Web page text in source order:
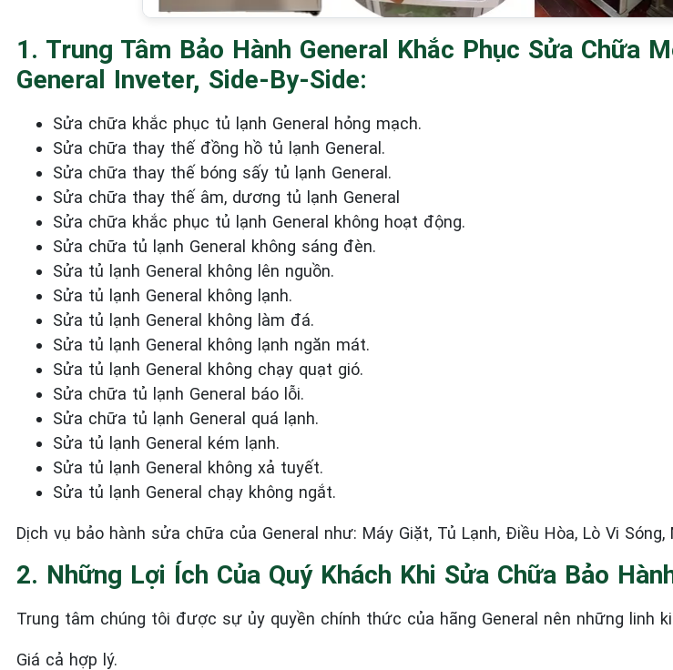
1. Trung Tâm Bảo Hành General Khắc Phục Sửa Chữa
General Inveter, Side-By-Side:
Sửa chữa khắc phục tủ lạnh General hỏng mạch.
Sửa chữa thay thế đồng hồ tủ lạnh General.
Sửa chữa thay thế bóng sấy tủ lạnh General.
Sửa chữa thay thế âm, dương tủ lạnh General
Sửa chữa khắc phục tủ lạnh General không hoạt động.
Sửa chữa tủ lạnh General không sáng đèn.
Sửa tủ lạnh General không lên nguồn.
Sửa tủ lạnh General không lạnh.
Sửa tủ lạnh General không làm đá.
Sửa tủ lạnh General không lạnh ngăn mát.
Sửa tủ lạnh General không chạy quạt gió.
Sửa chữa tủ lạnh General báo lỗi.
Sửa chữa tủ lạnh General quá lạnh.
Sửa tủ lạnh General kém lạnh.
Sửa tủ lạnh General không xả tuyết.
Sửa tủ lạnh General chạy không ngắt.
Dịch vụ bảo hành sửa chữa của General như: Máy Giặt, Tủ Lạnh, Điều Hòa, Lò Vi Sóng,
2. Những Lợi Ích Của Quý Khách Khi Sửa Chữa Bảo
Trung tâm chúng tôi được sự ủy quyền chính thức của hãng General nên những linh
Giá cả hợp lý.